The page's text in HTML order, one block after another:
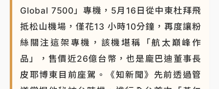
Global 7500」專機，5月16日從中東杜拜飛
抵松山機場，僅花13 小時10分鐘，再度讓粉
絲關注這架專機，該機堪稱「航太巔峰作
品」，售價近26億台幣，也是龐巴迪董事長
皮耶博東目前座駕。《知新聞》先前透過管